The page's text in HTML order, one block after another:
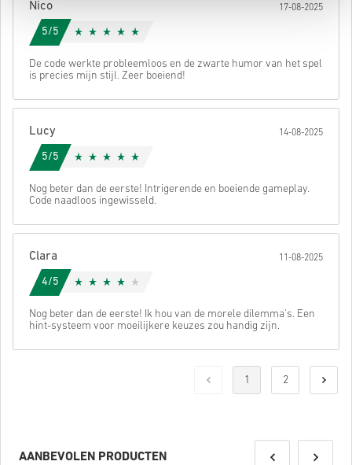
Nico 17-08-2025
5/5
De code werkte probleemloos en de zwarte humor van het spel
is precies mijn stijl. Zeer boeiend!
Lucy 14-08-2025
5/5
Nog beter dan de eerste! Intrigerende en boeiende gameplay.
Code naadloos ingewisseld.
Clara 11-08-2025
4/5
Nog beter dan de eerste! Ik hou van de morele dilemma's. Een
hint-systeem voor moeilijkere keuzes zou handig zijn.
1 2
AANBEVOLEN PRODUCTEN